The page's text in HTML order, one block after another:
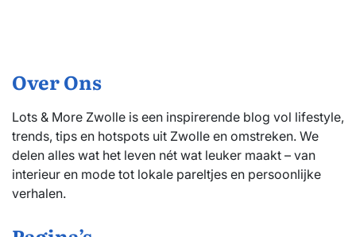
Over Ons
Lots & More Zwolle is een inspirerende blog vol lifestyle,
trends, tips en hotspots uit Zwolle en omstreken. We
delen alles wat het leven nét wat leuker maakt – van
interieur en mode tot lokale pareltjes en persoonlijke
verhalen.